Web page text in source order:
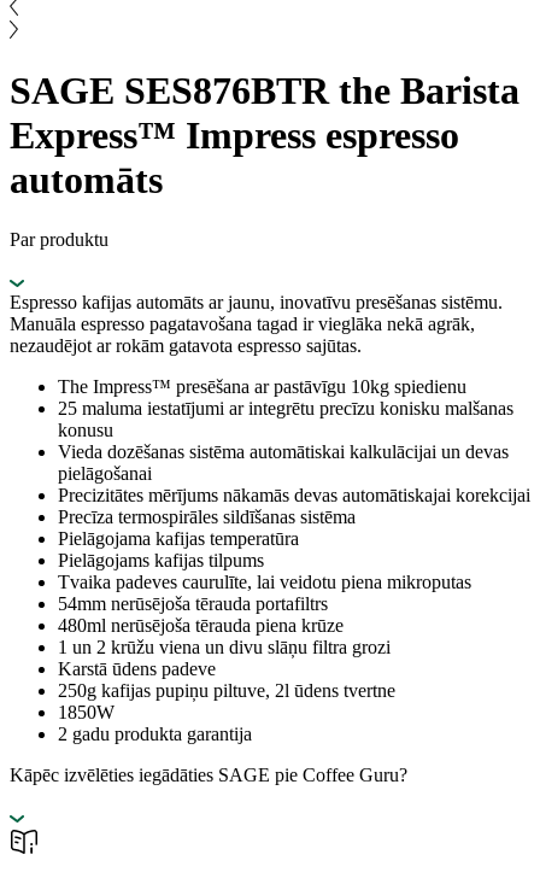
SAGE SES876BTR the Barista
Express™ Impress espresso
automāts
Par produktu
Espresso kafijas automāts ar jaunu, inovatīvu presēšanas sistēmu.
Manuāla espresso pagatavošana tagad ir vieglāka nekā agrāk,
nezaudējot ar rokām gatavota espresso sajūtas.
The Impress™ presēšana ar pastāvīgu 10kg spiedienu
25 maluma iestatījumi ar integrētu precīzu konisku malšanas
konusu
Vieda dozēšanas sistēma automātiskai kalkulācijai un devas
pielāgošanai
Precizitātes mērījums nākamās devas automātiskajai korekcijai
Precīza termospirāles sildīšanas sistēma
Pielāgojama kafijas temperatūra
Pielāgojams kafijas tilpums
Tvaika padeves caurulīte, lai veidotu piena mikroputas
54mm nerūsējoša tērauda portafiltrs
480ml nerūsējoša tērauda piena krūze
1 un 2 krūžu viena un divu slāņu filtra grozi
Karstā ūdens padeve
250g kafijas pupiņu piltuve, 2l ūdens tvertne
1850W
2 gadu produkta garantija
Kāpēc izvēlēties iegādāties SAGE pie Coffee Guru?